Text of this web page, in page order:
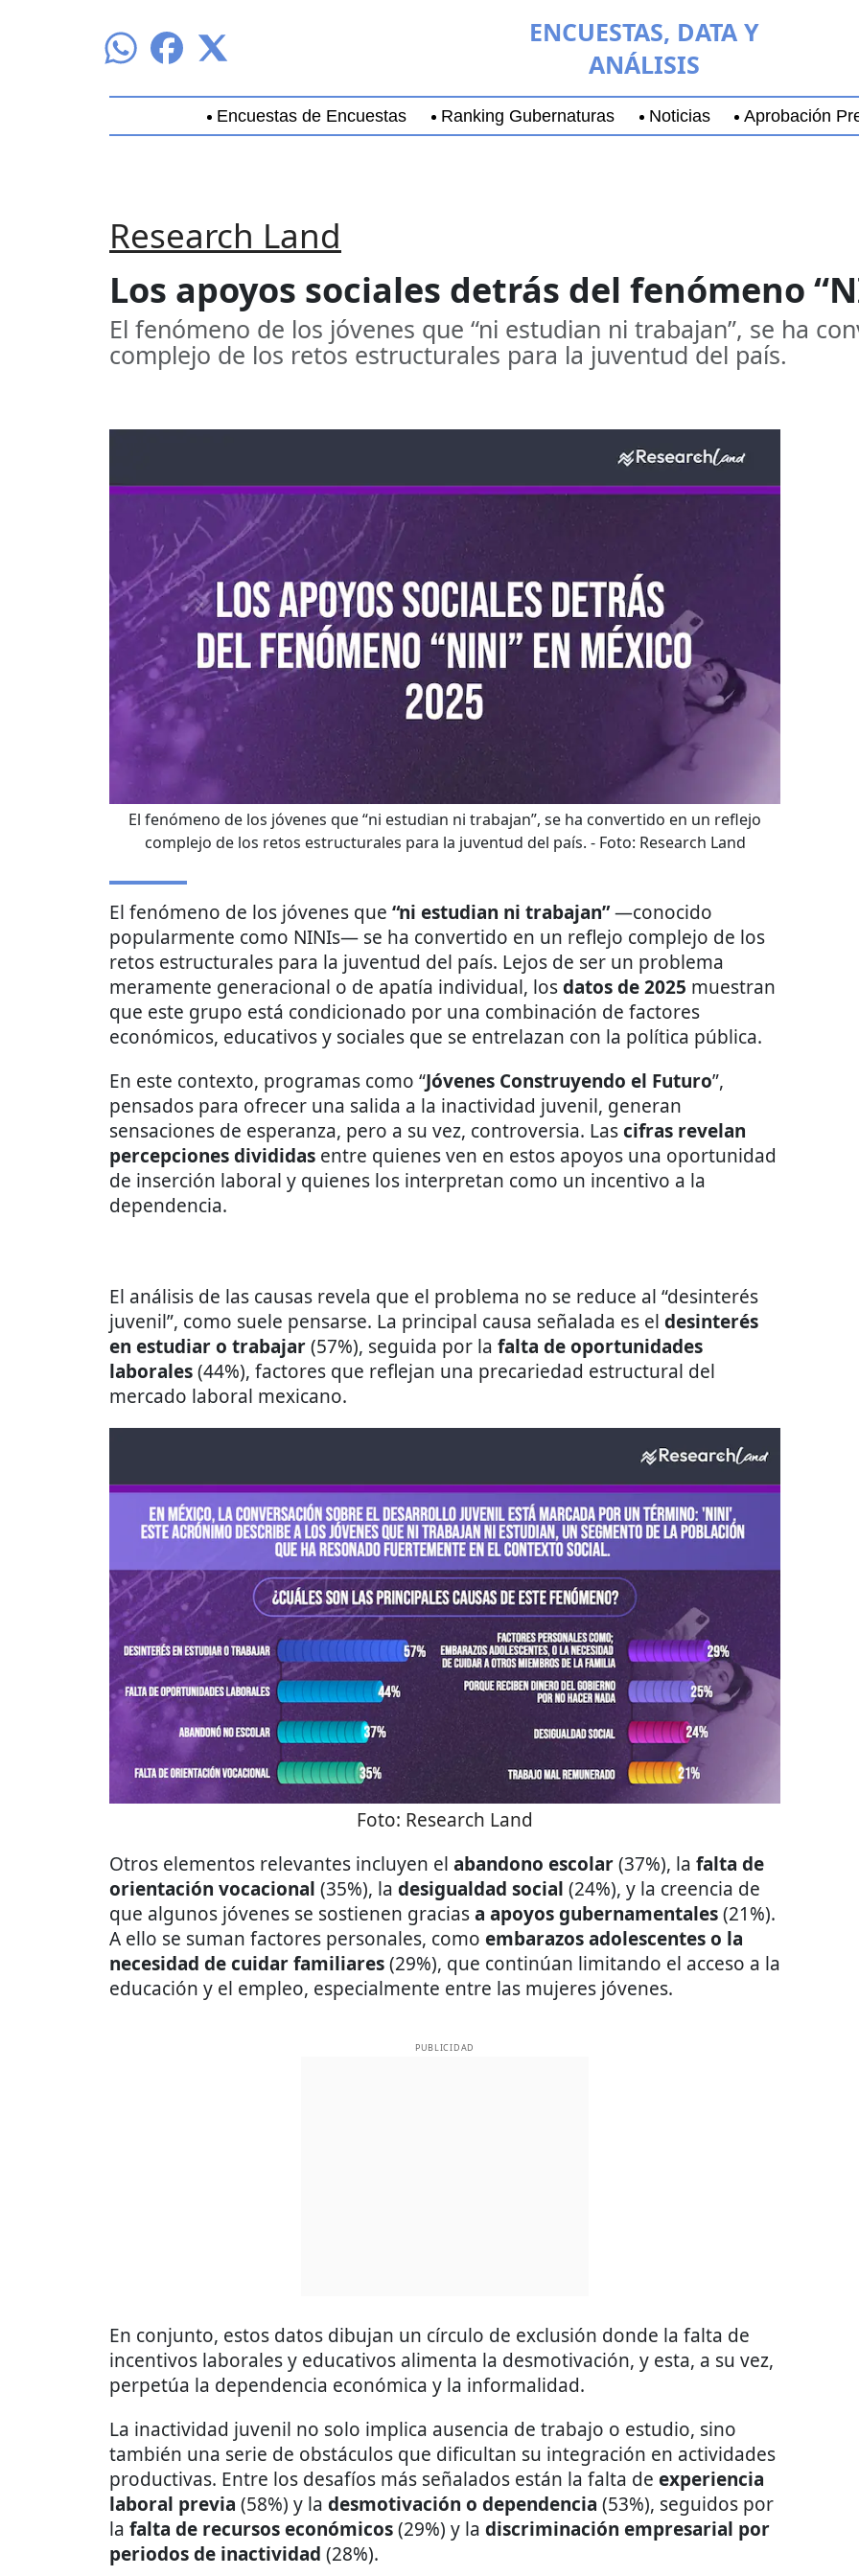
ENCUESTAS, DATA Y
ANÁLISIS
Encuestas de Encuestas Ranking Gubernaturas Noticias Aprobación
Research Land
Los apoyos sociales detrás del fenómeno
El fenómeno de los jóvenes que “ni estudian ni trabajan”, se ha
complejo de los retos estructurales para la juventud del país.
El fenómeno de los jóvenes que “ni estudian ni trabajan”, se ha convertido en un reflejo
complejo de los retos estructurales para la juventud del país. - Foto: Research Land
El fenómeno de los jóvenes que “ni estudian ni trabajan”—conocido
popularmente como NINIs— se ha convertido en un reflejo complejo de los
retos estructurales para la juventud del país. Lejos de ser un problema
meramente generacional o de apatía individual, losdatos de 2025 muestran
que este grupo está condicionado por una combinación de factores
económicos, educativos y sociales que se entrelazan con la política pública.
En este contexto, programas como “Jóvenes Construyendo el Futuro”,
pensados para ofrecer una salida a la inactividad juvenil, generan
sensaciones de esperanza, pero a su vez, controversia. Lascifras revelan
percepciones divididas entre quienes ven en estos apoyos una oportunidad
de inserción laboral y quienes los interpretan como un incentivo a la
dependencia.
El análisis de las causas revela que el problema no se reduce al “desinterés
juvenil”, como suele pensarse. La principal causa señalada es el desinterés
en estudiar o trabajar(57%), seguida por la falta de oportunidades
laborales(44%), factores que reflejan una precariedad estructural del
mercado laboral mexicano.
Foto: Research Land
Otros elementos relevantes incluyen el abandono escolar(37%), la falta de
orientación vocacional (35%), la desigualdad social (24%), y la creencia de
que algunos jóvenes se sostienen graciasa apoyos gubernamentales(21%).
A ello se suman factores personales, como embarazos adolescentes o la
necesidad de cuidar familiares(29%), que continúan limitando el acceso a la
educación y el empleo, especialmente entre las mujeres jóvenes.
PUBLICIDAD
En conjunto, estos datos dibujan un círculo de exclusión donde la falta de
incentivos laborales y educativos alimenta la desmotivación, y esta, a su vez,
perpetúa la dependencia económica y la informalidad.
La inactividad juvenil no solo implica ausencia de trabajo o estudio, sino
también una serie de obstáculos que dificultan su integración en actividades
productivas. Entre los desafíos más señalados están la falta de experiencia
laboral previa (58%) y la desmotivación o dependencia (53%), seguidos por
la falta de recursos económicos(29%) y la discriminación empresarial por
periodos de inactividad (28%).